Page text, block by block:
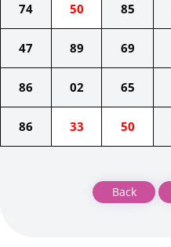
74 50 85
47 89 69
86 02 65
86 33 50
Back